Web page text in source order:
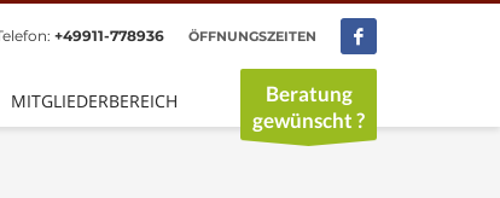
+49911-778936 ÖFFNUNGSZEITEN
MITGLIEDERBEREICH
Beratung
gewünscht ?